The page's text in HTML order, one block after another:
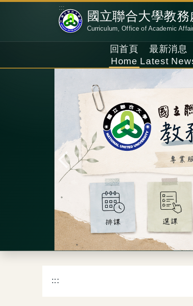
:::
國立聯合大學教務
Curriculum, Office of Academic
回首頁
Home
最新消息
Latest
:::